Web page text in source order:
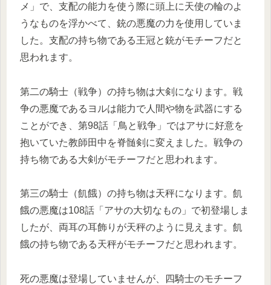
メ」で、支配の能力を使う際に頭上に天使の輪のよ
うなものを浮かべて、銃の悪魔の力を使用していま
した。支配の持ち物である王冠と銃がモチーフだと
思われます。
第二の騎士（戦争）の持ち物は大剣になります。戦
争の悪魔であるヨルは能力で人間や物を武器にする
ことができ、第98話「鳥と戦争」ではアサに好意を
抱いていた教師田中を脊髄剣に変えました。戦争の
持ち物である大剣がモチーフだと思われます。
第三の騎士（飢餓）の持ち物は天秤になります。飢
餓の悪魔は108話「アサの大切なもの」で初登場しま
したが、両耳の耳飾りが天秤のように見えます。飢
餓の持ち物である天秤がモチーフだと思われます。
死の悪魔は登場していませんが、四騎士のモチーフ